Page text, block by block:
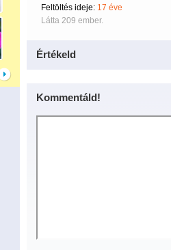
Feltöltés ideje: 17 éve
Látta 209 ember.
Értékeld
Kommentáld!